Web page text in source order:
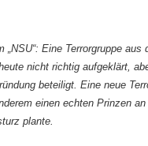
Eine Terrorgruppe
nicht richtig aufgeklärt,
beteiligt. Eine neue
einen echten Prinzen
plante.